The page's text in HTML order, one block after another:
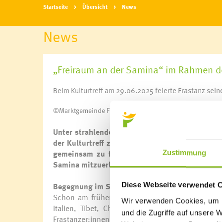
Zustimmung
Diese Webseite verwendet
Wir verwenden Cookies,
und die Zugriffe auf unsere
Startseite Übersicht News
News
„Freiraum an der Samina“ im Rahmen
Beim Kulturtreff am 29.06.2025 feierte Frastanz
©Marktgemeinde Frastanz
Unter strahlendem Himmel und im
der Kulturtreff zu einem lebendigen Fest der
gemeinsam zu feiern, kulinarische Vielfalt
Samina mitzuerleben, der vom Frastanzer
Begegnung im Schatten und Vielfalt auf dem
Schon am frühen Vormittag duftete es im
Italien, Tibet, China, Kroatien, der Türkei,
Frastanzer:innen mit viel Herz und